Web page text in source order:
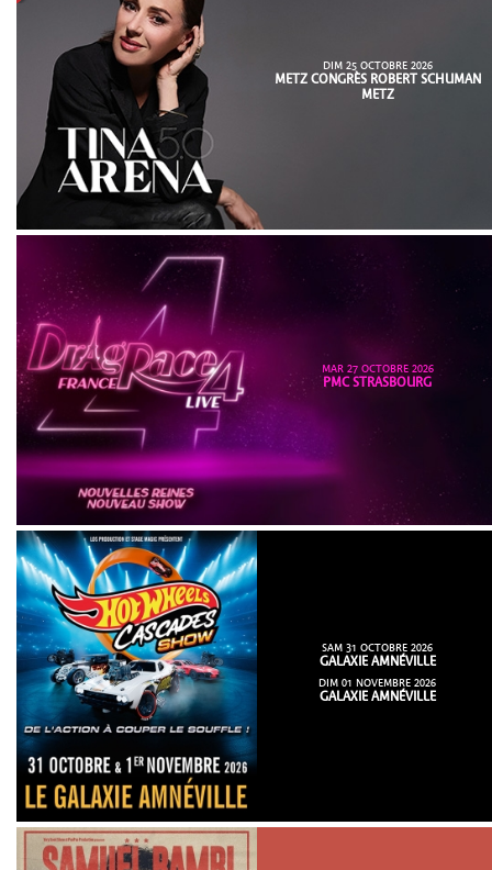
DIM 25 OCTOBRE 2026
METZ CONGRÈS ROBERT SCHUMAN
METZ
MAR 27 OCTOBRE 2026
PMC STRASBOURG
SAM 31 OCTOBRE 2026
GALAXIE AMNÉVILLE
DIM 01 NOVEMBRE 2026
GALAXIE AMNÉVILLE